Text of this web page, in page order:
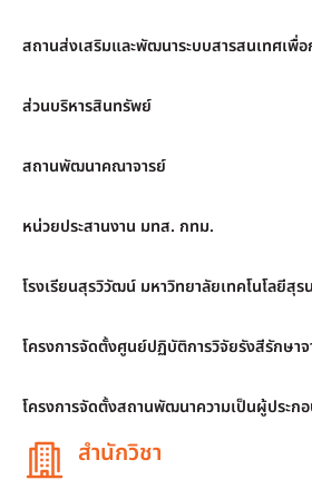
สถานส่งเสริมและพัฒนาระบบสารสนเทศเพื่อ
ส่วนบริหารสินทรัพย์
สถานพัฒนาคณาจารย์
หน่วยประสานงาน มทส. กทม.
โรงเรียนสุรวิวัฒน์ มหาวิทยาลัยเทคโนโลยีสุร
โครงการจัดตั้งศูนย์ปฏิบัติการวิจัยรังสีรักษา
โครงการจัดตั้งสถานพัฒนาความเป็นผู้ประก
สำนักวิชา